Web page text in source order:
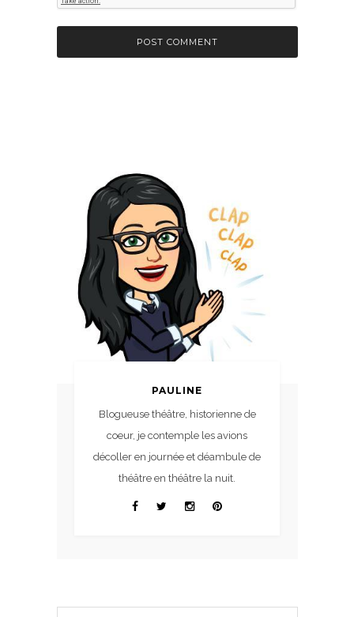
PAULINE
Blogueuse théâtre, historienne de
coeur, je contemple les avions
décoller en journée et déambule de
théâtre en théâtre la nuit.